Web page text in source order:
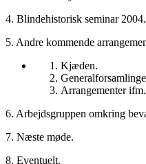
4. Blindehistorisk seminar 2004.
5. Andre kommende
Kjæden.
Arrangementer
6. Arbejdsgruppen omkring
7. Næste møde.
8. Eventuelt.